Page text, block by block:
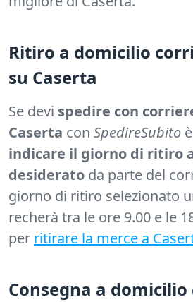
Ritiro a domicilio
su Caserta
Se devi spedire con
Caserta con SpedireSubito
indicare il giorno di ritiro
desiderato da parte del
giorno di ritiro selezionato
recherà tra le ore 9.00 e le
per ritirare la merce a
Consegna a